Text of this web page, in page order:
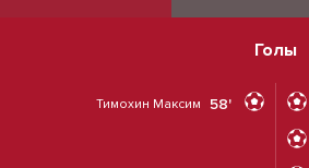
Голы
Тимохин Максим 58'